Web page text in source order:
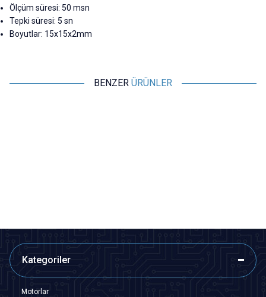
Ölçüm süresi: 50 msn
Tepki süresi: 5 sn
Boyutlar: 15x15x2mm
BENZER ÜRÜNLER
Kategoriler
Motorlar